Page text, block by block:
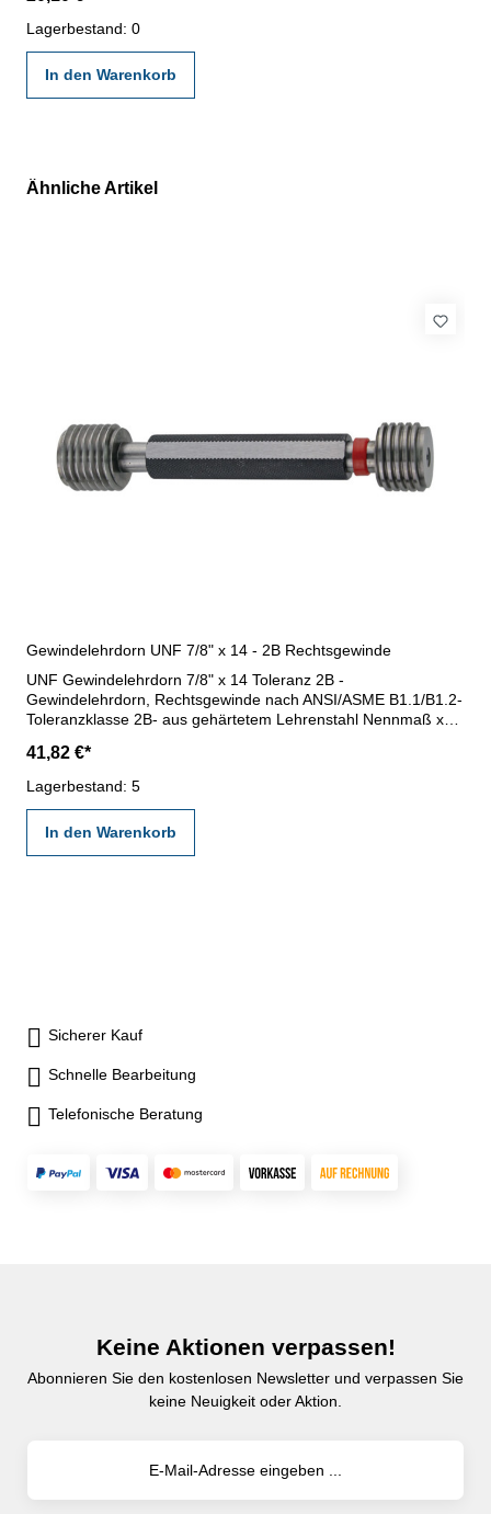
angegebenen Werksnormen
Lagerbestand: 0
In den Warenkorb
Produktgalerie überspringen
Ähnliche Artikel
Gewindelehrdorn UNF 7/8" x 14 - 2B Rechtsgewinde
UNF Gewindelehrdorn 7/8" x 14 Toleranz 2B -
Gewindelehrdorn, Rechtsgewinde nach ANSI/ASME B1.1/B1.2-
Toleranzklasse 2B- aus gehärtetem Lehrenstahl Nennmaß x
41,82 €*
Lagerbestand: 5
In den Warenkorb
Sicherer Kauf
Schnelle Bearbeitung
Telefonische Beratung
Keine Aktionen verpassen!
Abonnieren Sie den kostenlosen Newsletter und verpassen Sie
keine Neuigkeit oder Aktion.